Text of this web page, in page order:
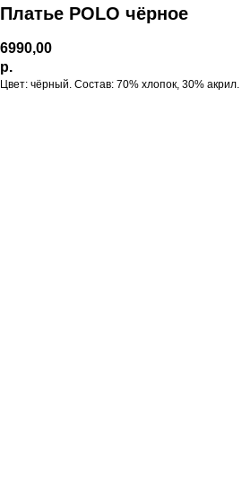
Платье POLO чёрное
6990,00
р.
Цвет: чёрный. Состав: 70% хлопок, 30% акрил.